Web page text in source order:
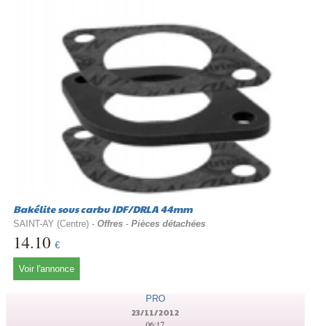
Bakélite sous carbu IDF/DRLA 44mm
SAINT-AY (Centre) - Offres- Pièces détachées
14.10 €
Voir l'annonce
PRO
23/11/2012